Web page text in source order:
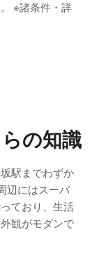
※諸条件・詳
の知識
駅までわずか
辺にはスーパ
ており、生活
観がモダンで